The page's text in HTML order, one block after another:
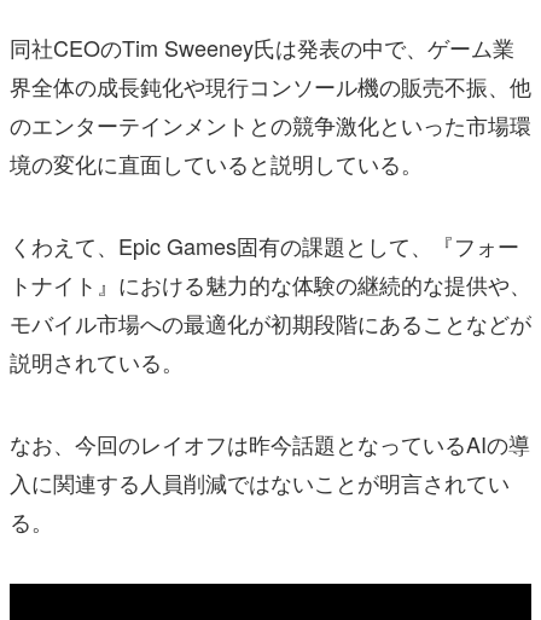
同社CEOのTim Sweeney氏は発表の中で、ゲーム業
界全体の成長鈍化や現行コンソール機の販売不振、他
のエンターテインメントとの競争激化といった市場環
境の変化に直面していると説明している。
くわえて、Epic Games固有の課題として、『フォー
トナイト』における魅力的な体験の継続的な提供や、
モバイル市場への最適化が初期段階にあることなどが
説明されている。
なお、今回のレイオフは昨今話題となっているAIの導
入に関連する人員削減ではないことが明言されてい
る。